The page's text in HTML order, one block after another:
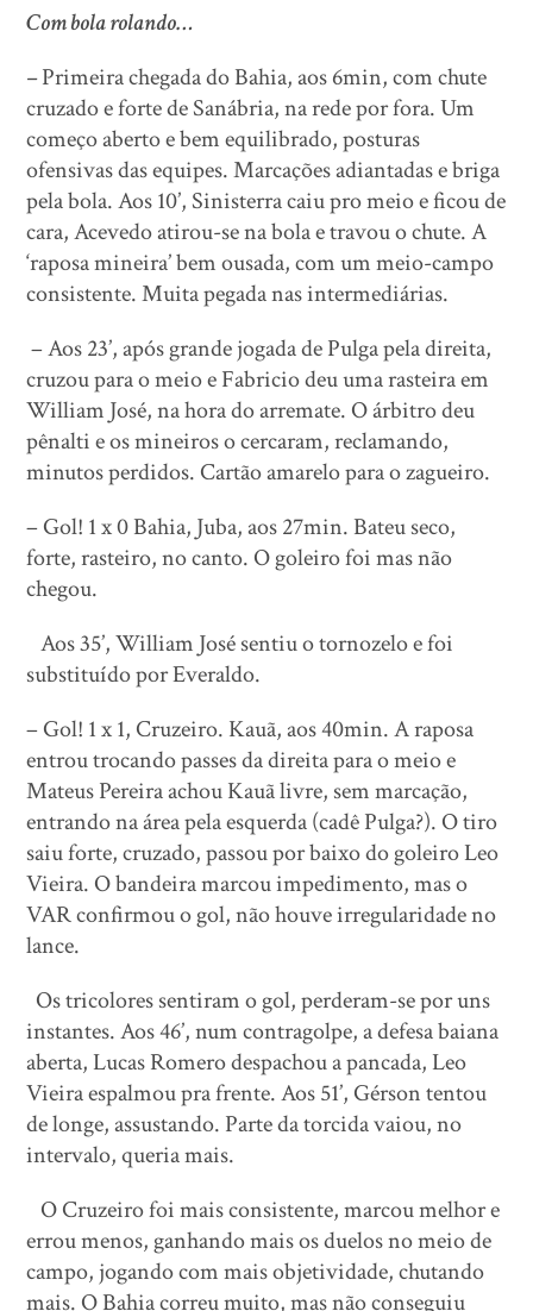
Com bola rolando…
–Primeira chegada do Bahia, aos 6min, com chute
cruzado e forte de Sanábria, na rede por fora. Um
começo aberto e bem equilibrado, posturas
ofensivas das equipes. Marcações adiantadas e briga
pela bola. Aos 10’, Sinisterra caiu pro meio e ficou de
cara, Acevedo atirou-se na bola e travou o chute. A
‘raposa mineira’ bem ousada, com um meio-campo
consistente. Muita pegada nas intermediárias.
– Aos 23’, após grande jogada de Pulga pela direita,
cruzou para o meio e Fabricio deu uma rasteira em
William José, na hora do arremate. O árbitro deu
pênalti e os mineiros o cercaram, reclamando,
minutos perdidos. Cartão amarelo para o zagueiro.
– Gol! 1 x 0 Bahia, Juba, aos 27min. Bateu seco,
forte, rasteiro, no canto. O goleiro foi mas não
chegou.
Aos 35’, William José sentiu o tornozelo e foi
substituído por Everaldo.
– Gol! 1 x 1, Cruzeiro. Kauã, aos 40min. A raposa
entrou trocando passes da direita para o meio e
Mateus Pereira achou Kauã livre, sem marcação,
entrando na área pela esquerda (cadê Pulga?). O tiro
saiu forte, cruzado, passou por baixo do goleiro Leo
Vieira. O bandeira marcou impedimento, mas o
VAR confirmou o gol, não houve irregularidade no
lance.
Os tricolores sentiram o gol, perderam-se por uns
instantes. Aos 46’, num contragolpe, a defesa baiana
aberta, Lucas Romero despachou a pancada, Leo
Vieira espalmou pra frente. Aos 51’, Gérson tentou
de longe, assustando. Parte da torcida vaiou, no
intervalo, queria mais.
O Cruzeiro foi mais consistente, marcou melhor e
errou menos, ganhando mais os duelos no meio de
campo, jogando com mais objetividade, chutando
mais. O Bahia correu muito, mas não conseguiu